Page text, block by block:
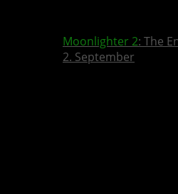
Moonlighter 2: The
2. September